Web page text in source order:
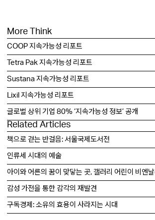
More Think
COOP 지속가능성 리포트
Tetra Pak 지속가능성 리포트
Sustana 지속가능성 리포트
Lixil 지속가능성 리포트
글로벌 상위 기업 80% ‘지속가능성 정보’ 공개
Related Articles
책으로 걷는 반걸음: 서울국제도서전
인류세 시대의 예술
아이와 어른의 꿈이 맞닿는 곳, 갤러리 어린이 비엔날
감성 가전을 통한 감각의 재발견
구독경제: 소유의 효용이 사라지는 시대